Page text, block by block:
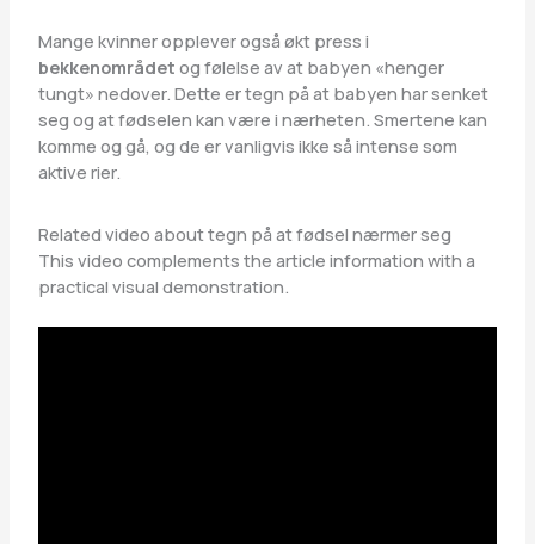
Mange kvinner opplever også økt press i
bekkenområdet og følelse av at babyen «henger
tungt» nedover. Dette er tegn på at babyen har senket
seg og at fødselen kan være i nærheten. Smertene kan
komme og gå, og de er vanligvis ikke så intense som
aktive rier.
Related video about tegn på at fødsel nærmer seg
This video complements the article information with a
practical visual demonstration.